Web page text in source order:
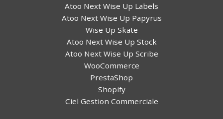
Atoo Next Wise Up Labels
Atoo Next Wise Up Papyrus
Wise Up Skate
Atoo Next Wise Up Stock
Atoo Next Wise Up Scribe
WooCommerce
PrestaShop
Shopify
Ciel Gestion Commerciale